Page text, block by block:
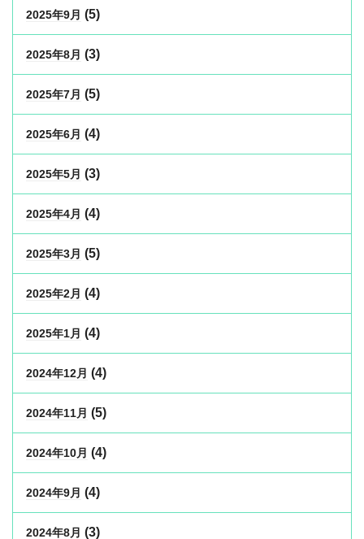
2025年9月 (5)
2025年8月 (3)
2025年7月 (5)
2025年6月 (4)
2025年5月 (3)
2025年4月 (4)
2025年3月 (5)
2025年2月 (4)
2025年1月 (4)
2024年12月 (4)
2024年11月 (5)
2024年10月 (4)
2024年9月 (4)
2024年8月 (3)